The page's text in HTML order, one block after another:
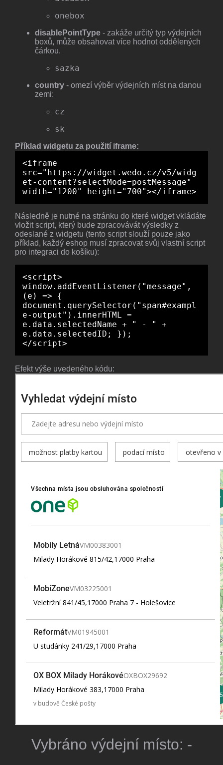
onebox
disablePointType - zakáže určitý typ výdejních
boxů, může obsahovat více hodnot oddělených
čárkou.
sazka
country - omezí výběr výdejních míst na danou
zemi:
cz
sk
Příklad widgetu za použití iframe:
<iframe
src="https://widget.wedo.cz/v5/widg
et-content?selectMode=postMessage"
width="1200" height="700"></iframe>
Následně je nutné na stránku do které widget vkládáte
vložit script, který bude zpracovávát výsledky z
odeslané z widgetu (tento script slouží pouze jako
příklad, každý eshop musí zpracovat svůj vlastní script
pro integraci do košíku):
<script>
window.addEventListener("message",
(e) => {
document.querySelector("span#exampl
e-output").innerHTML =
e.data.selectedName + " - " +
e.data.selectedID; });
</script>
Efekt výše uvedeného kódu:
Vybráno výdejní místo: -